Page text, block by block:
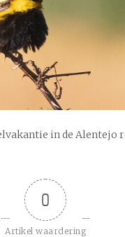
in de Alentejo
0
Artikel waardering